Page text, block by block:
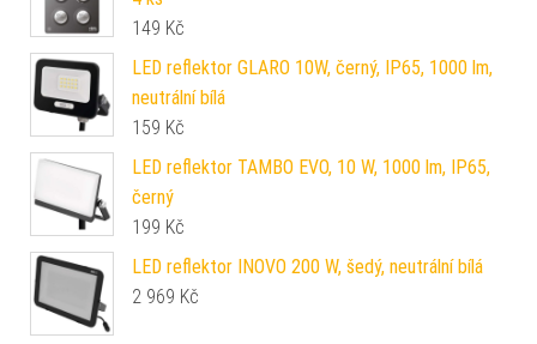
149 Kč
LED reflektor GLARO 10W, černý, IP65, 1000 lm,
neutrální bílá
159 Kč
LED reflektor TAMBO EVO, 10 W, 1000 lm, IP65,
černý
199 Kč
LED reflektor INOVO 200 W, šedý, neutrální bílá
2 969 Kč